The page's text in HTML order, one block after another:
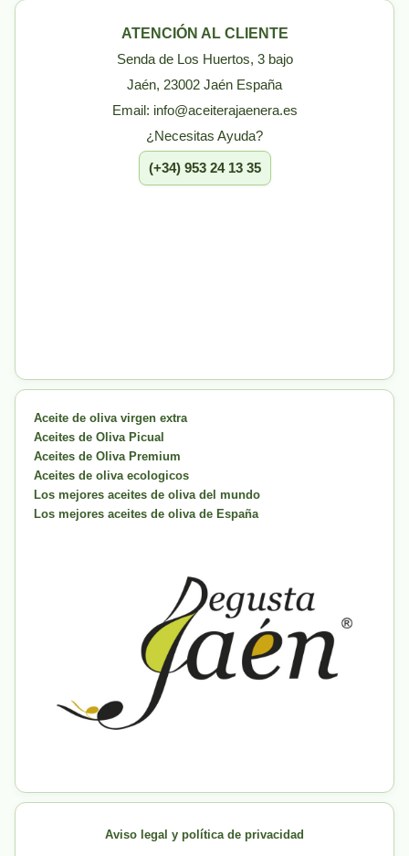
ATENCIÓN AL CLIENTE
Senda de Los Huertos, 3 bajo
Jaén, 23002 Jaén España
Email: info@aceiterajaenera.es
¿Necesitas Ayuda?
(+34) 953 24 13 35
Aceite de oliva virgen extra
Aceites de Oliva Picual
Aceites de Oliva Premium
Aceites de oliva ecologicos
Los mejores aceites de oliva del mundo
Los mejores aceites de oliva de España
Aviso legal y política de privacidad